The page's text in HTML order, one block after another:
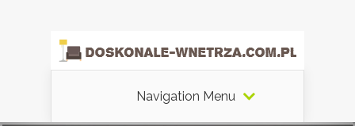
Navigation Menu